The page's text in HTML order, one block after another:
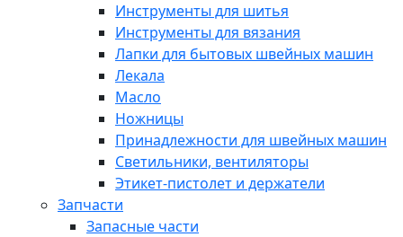
Инструменты для шитья
Инструменты для вязания
Лапки для бытовых швейных машин
Лекала
Масло
Ножницы
Принадлежности для швейных машин
Светильники, вентиляторы
Этикет-пистолет и держатели
Запчасти
Запасные части